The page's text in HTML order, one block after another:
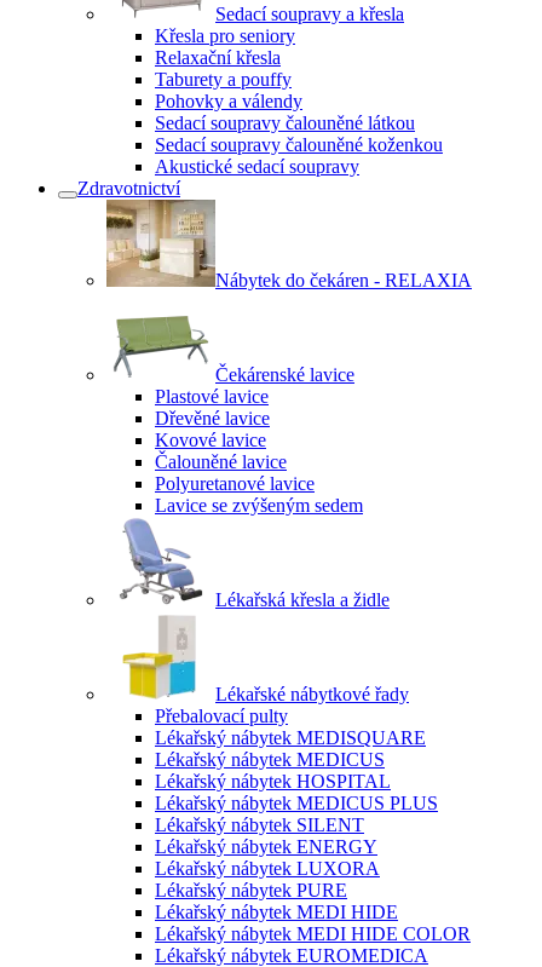
Sedací soupravy a křesla
Křesla pro seniory
Relaxační křesla
Taburety a pouffy
Pohovky a válendy
Sedací soupravy čalouněné látkou
Sedací soupravy čalouněné koženkou
Akustické sedací soupravy
Zdravotnictví
Nábytek do čekáren - RELAXIA
Čekárenské lavice
Plastové lavice
Dřevěné lavice
Kovové lavice
Čalouněné lavice
Polyuretanové lavice
Lavice se zvýšeným sedem
Lékařská křesla a židle
Lékařské nábytkové řady
Přebalovací pulty
Lékařský nábytek MEDISQUARE
Lékařský nábytek MEDICUS
Lékařský nábytek HOSPITAL
Lékařský nábytek MEDICUS PLUS
Lékařský nábytek SILENT
Lékařský nábytek ENERGY
Lékařský nábytek LUXORA
Lékařský nábytek PURE
Lékařský nábytek MEDI HIDE
Lékařský nábytek MEDI HIDE COLOR
Lékařský nábytek EUROMEDICA